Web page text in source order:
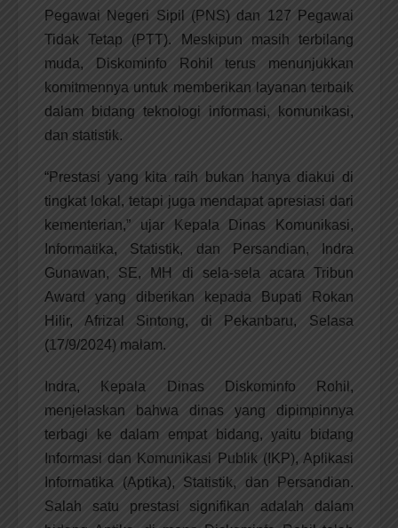
Pegawai Negeri Sipil (PNS) dan 127 Pegawai
Tidak Tetap (PTT). Meskipun masih terbilang
muda, Diskominfo Rohil terus menunjukkan
komitmennya untuk memberikan layanan terbaik
dalam bidang teknologi informasi, komunikasi,
dan statistik.
“Prestasi yang kita raih bukan hanya diakui di
tingkat lokal, tetapi juga mendapat apresiasi dari
kementerian,” ujar Kepala Dinas Komunikasi,
Informatika, Statistik, dan Persandian, Indra
Gunawan, SE, MH di sela-sela acara Tribun
Award yang diberikan kepada Bupati Rokan
Hilir, Afrizal Sintong, di Pekanbaru, Selasa
(17/9/2024) malam.
Indra, Kepala Dinas Diskominfo Rohil,
menjelaskan bahwa dinas yang dipimpinnya
terbagi ke dalam empat bidang, yaitu bidang
Informasi dan Komunikasi Publik (IKP), Aplikasi
Informatika (Aptika), Statistik, dan Persandian.
Salah satu prestasi signifikan adalah dalam